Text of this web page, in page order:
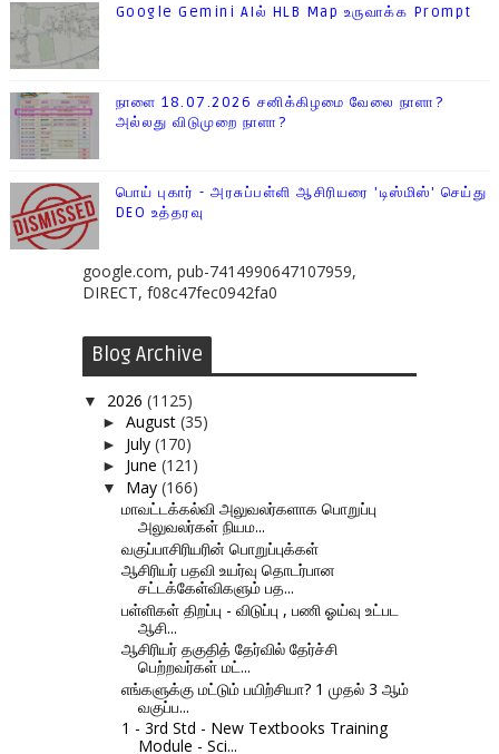
Google Gemini AIல் HLB Map உருவாக்க Prompt
நாளை 18.07.2026 சனிக்கிழமை வேலை நாளா?
அல்லது விடுமுறை நாளா?
பொய் புகார் - அரசுப்பள்ளி ஆசிரியரை 'டிஸ்மிஸ்' செய்து
DEO உத்தரவு
google.com, pub-7414990647107959,
DIRECT, f08c47fec0942fa0
Blog Archive
▼ 2026 (1125)
► August (35)
► July (170)
► June (121)
▼ May (166)
மாவட்டக்கல்வி அலுவலர்களாக பொறுப்பு
அலுவலர்கள் நியம...
வகுப்பாசிரியரின் பொறுப்புக்கள்
ஆசிரியர் பதவி உயர்வு தொடர்பான
சட்டக்கேள்விகளும் பத...
பள்ளிகள் திறப்பு - விடுப்பு , பணி ஓய்வு உட்பட
ஆசி...
ஆசிரியர் தகுதித் தேர்வில் தேர்ச்சி
பெற்றவர்கள் மட்...
எங்களுக்கு மட்டும் பயிற்சியா? 1 முதல் 3 ஆம்
வகுப்ப...
1 - 3rd Std - New Textbooks Training
Module - Sci...